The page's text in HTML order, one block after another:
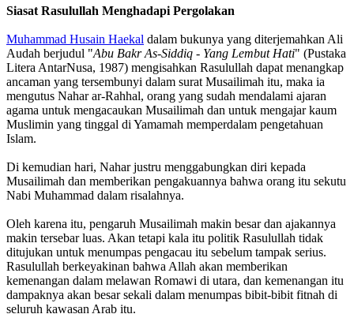
Siasat Rasulullah Menghadapi Pergolakan
Muhammad Husain Haekal dalam bukunya yang diterjemahkan Ali
Audah berjudul "Abu Bakr As-Siddiq - Yang Lembut Hati" (Pustaka
Litera AntarNusa, 1987) mengisahkan Rasulullah dapat menangkap
ancaman yang tersembunyi dalam surat Musailimah itu, maka ia
mengutus Nahar ar-Rahhal, orang yang sudah mendalami ajaran
agama untuk mengacaukan Musailimah dan untuk mengajar kaum
Muslimin yang tinggal di Yamamah memperdalam pengetahuan
Islam.
Di kemudian hari, Nahar justru menggabungkan diri kepada
Musailimah dan memberikan pengakuannya bahwa orang itu sekutu
Nabi Muhammad dalam risalahnya.
Oleh karena itu, pengaruh Musailimah makin besar dan ajakannya
makin tersebar luas. Akan tetapi kala itu politik Rasulullah tidak
ditujukan untuk menumpas pengacau itu sebelum tampak serius.
Rasulullah berkeyakinan bahwa Allah akan memberikan
kemenangan dalam melawan Romawi di utara, dan kemenangan itu
dampaknya akan besar sekali dalam menumpas bibit-bibit fitnah di
seluruh kawasan Arab itu.